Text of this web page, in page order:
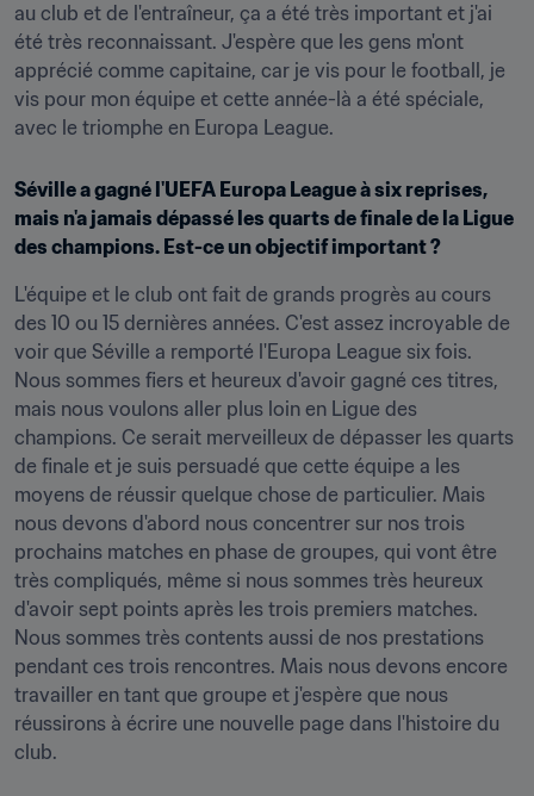
au club et de l'entraîneur, ça a été très important et j'ai
été très reconnaissant. J'espère que les gens m'ont
apprécié comme capitaine, car je vis pour le football, je
vis pour mon équipe et cette année-là a été spéciale,
avec le triomphe en Europa League.
Séville a gagné l'UEFA Europa League à six reprises,
mais n'a jamais dépassé les quarts de finale de la Ligue
des champions. Est-ce un objectif important ?
L'équipe et le club ont fait de grands progrès au cours
des 10 ou 15 dernières années. C'est assez incroyable de
voir que Séville a remporté l'Europa League six fois.
Nous sommes fiers et heureux d'avoir gagné ces titres,
mais nous voulons aller plus loin en Ligue des
champions. Ce serait merveilleux de dépasser les quarts
de finale et je suis persuadé que cette équipe a les
moyens de réussir quelque chose de particulier. Mais
nous devons d'abord nous concentrer sur nos trois
prochains matches en phase de groupes, qui vont être
très compliqués, même si nous sommes très heureux
d'avoir sept points après les trois premiers matches.
Nous sommes très contents aussi de nos prestations
pendant ces trois rencontres. Mais nous devons encore
travailler en tant que groupe et j'espère que nous
réussirons à écrire une nouvelle page dans l'histoire du
club.